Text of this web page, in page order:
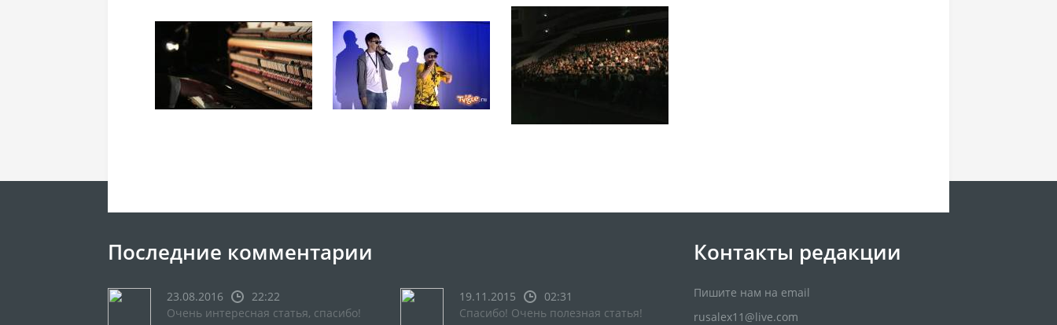
Последние комментарии
23.08.2016
22:22
Очень интересная статья, спасибо!
19.11.2015
02:31
Спасибо! Очень полезная статья!
Контакты редакции
Пишите нам на email
rusalex11@live.com